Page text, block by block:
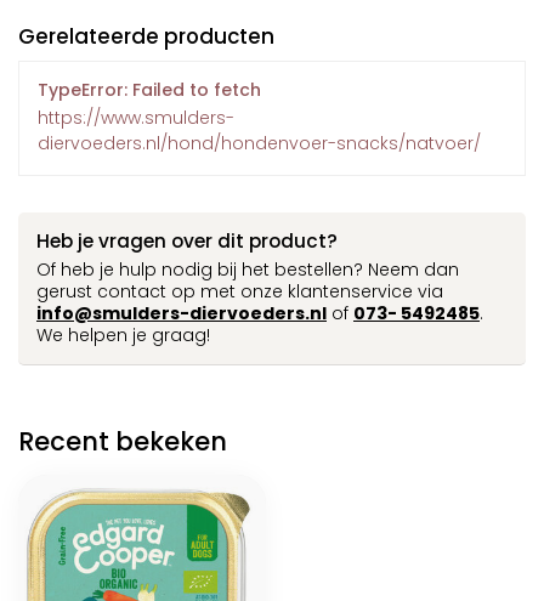
Gerelateerde producten
TypeError: Failed to fetch
https://www.smulders-
diervoeders.nl/hond/hondenvoer-snacks/natvoer/
Heb je vragen over dit product?
Of heb je hulp nodig bij het bestellen? Neem dan
gerust contact op met onze klantenservice via
info@smulders-diervoeders.nl of 073- 5492485.
We helpen je graag!
Recent bekeken